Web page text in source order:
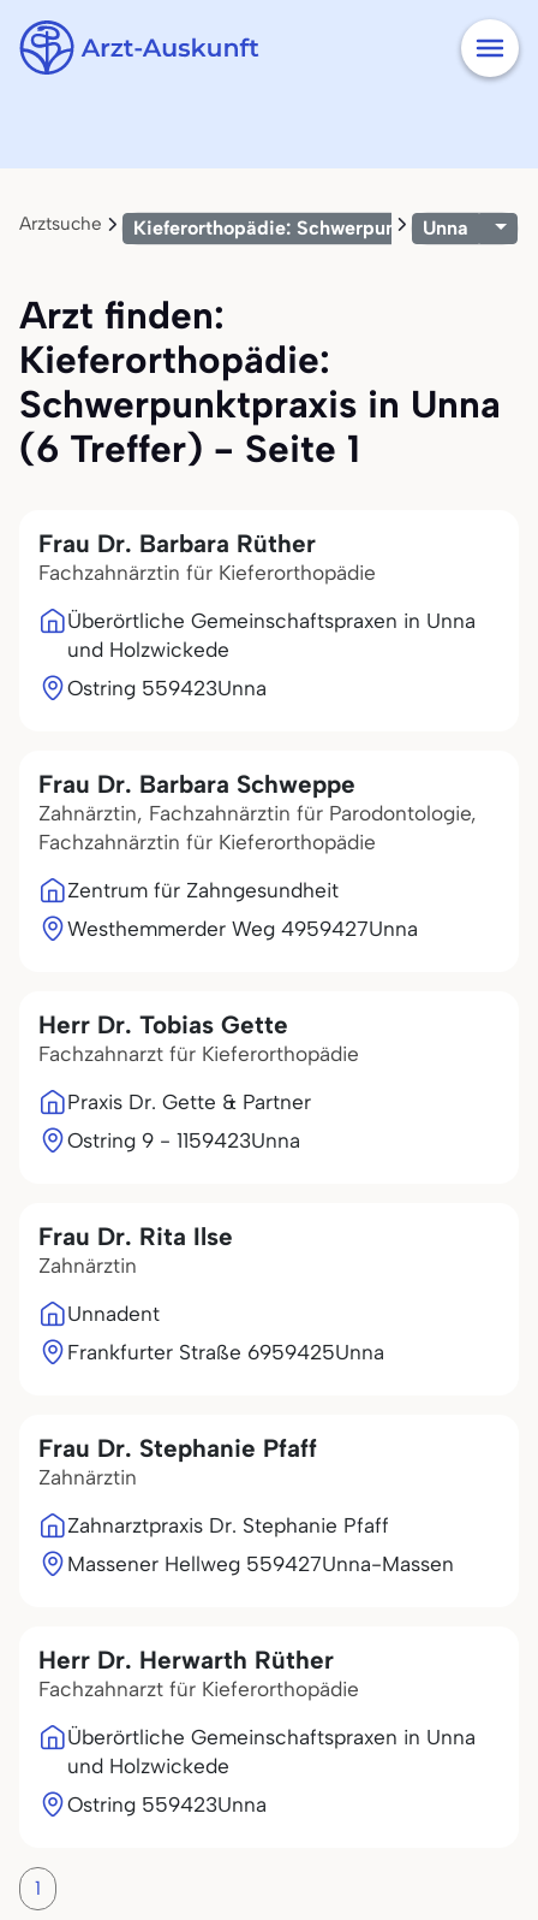
Arztsuche Kieferorthopädie: Schwerpunktpraxis
Unna
Arzt finden:
Kieferorthopädie:
Schwerpunktpraxis in Unna
(6 Treffer) - Seite 1
Frau Dr. Barbara Rüther
Fachzahnärztin für Kieferorthopädie
Überörtliche Gemeinschaftspraxen in Unna
und Holzwickede
Ostring 559423Unna
Frau Dr. Barbara Schweppe
Zahnärztin, Fachzahnärztin für Parodontologie,
Fachzahnärztin für Kieferorthopädie
Zentrum für Zahngesundheit
Westhemmerder Weg 4959427Unna
Herr Dr. Tobias Gette
Fachzahnarzt für Kieferorthopädie
Praxis Dr. Gette & Partner
Ostring 9 - 1159423Unna
Frau Dr. Rita Ilse
Zahnärztin
Unnadent
Frankfurter Straße 6959425Unna
Frau Dr. Stephanie Pfaff
Zahnärztin
Zahnarztpraxis Dr. Stephanie Pfaff
Massener Hellweg 559427Unna-Massen
Herr Dr. Herwarth Rüther
Fachzahnarzt für Kieferorthopädie
Überörtliche Gemeinschaftspraxen in Unna
und Holzwickede
Ostring 559423Unna
1